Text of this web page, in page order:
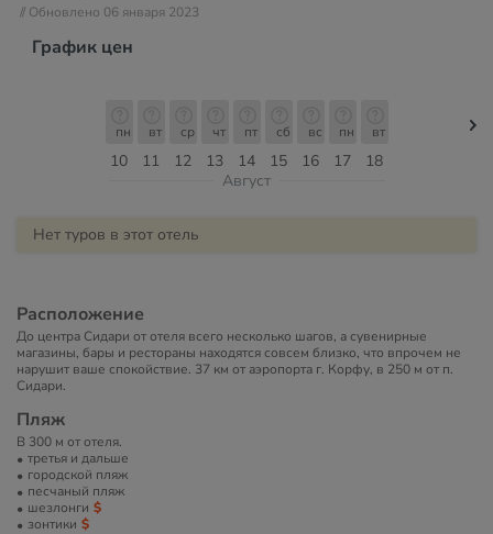
// Обновлено 06 января 2023
График цен
10
пн
11
вт
12
ср
13
чт
14
пт
15
сб
16
вс
17
пн
18
вт
Август
Нет туров в этот отель
Расположение
До центра Сидари от отеля всего несколько шагов, а сувенирные
магазины, бары и рестораны находятся совсем близко, что впрочем не
нарушит ваше спокойствие. 37 км от аэропорта г. Корфу, в 250 м от п.
Сидари.
Пляж
В 300 м от отеля.
третья и дальше
городской пляж
песчаный пляж
шезлонги
зонтики